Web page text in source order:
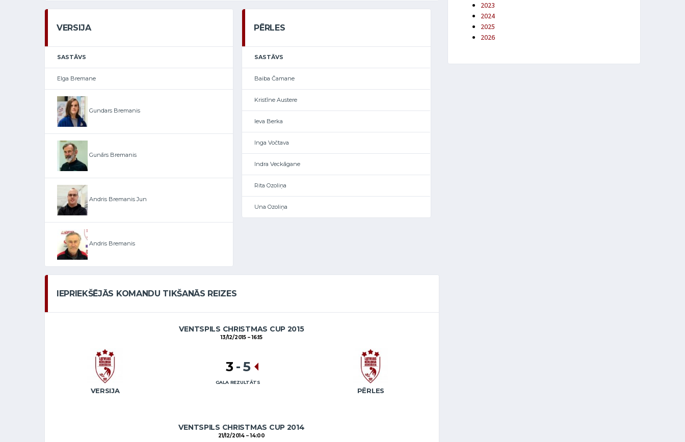
VERSIJA
SASTĀVS
Elga Bremane
Gundars Bremanis
Gunārs Bremanis
Andris Bremanis Jun
Andris Bremanis
PĒRLES
SASTĀVS
Baiba Čamane
Kristīne Austere
Ieva Berka
Inga Vočtava
Indra Veckāgane
Rita Ozoliņa
Una Ozoliņa
IEPRIEKŠĒJĀS KOMANDU TIKŠANĀS REIZES
VENTSPILS CHRISTMAS CUP 2015
13/12/2015 16:15
VERSIJA PĒRLES
3 -5
GALA REZULTĀTS
VENTSPILS CHRISTMAS CUP 2014
21/12/2014 14:00
2023
2024
2025
2026